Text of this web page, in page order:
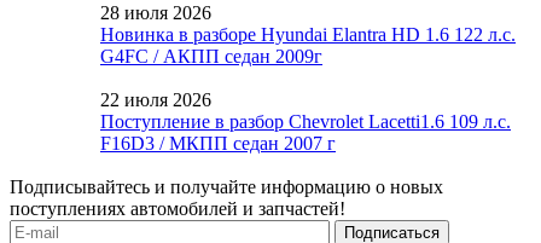
28 июля 2026
Новинка в разборе Hyundai Elantra HD 1.6 122 л.с.
G4FC / АКПП седан 2009г
22 июля 2026
Поступление в разбор Chevrolet Lacetti1.6 109 л.с.
F16D3 / МКПП седан 2007 г
Подписывайтесь и получайте информацию о новых
поступлениях автомобилей и запчастей!